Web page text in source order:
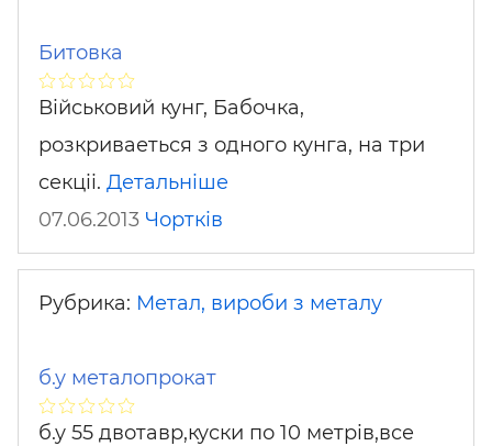
Битовка
Військовий кунг, Бабочка,
розкриваеться з одного кунга, на три
секціі. Детальніше
07.06.2013 Чортків
Рубрика: Метал, вироби з металу
б.у металопрокат
б.у 55 двотавр,куски по 10 метрів,все